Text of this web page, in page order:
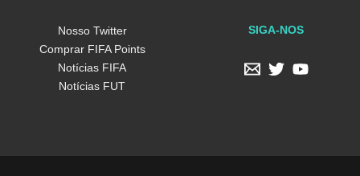
Nosso Twitter
Comprar FIFA Points
Notícias FIFA
Notícias FUT
SIGA-NOS